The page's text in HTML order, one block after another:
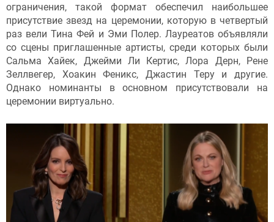
ограничения, такой формат обеспечил наибольшее
присутствие звезд на церемонии, которую в четвертый
раз вели Тина Фей и Эми Полер. Лауреатов объявляли
со сцены приглашенные артисты, среди которых были
Сальма Хайек, Джейми Ли Кертис, Лора Дерн, Рене
Зеллвегер, Хоакин Феникс, Джастин Теру и другие.
Однако номинанты в основном присутствовали на
церемонии виртуально.